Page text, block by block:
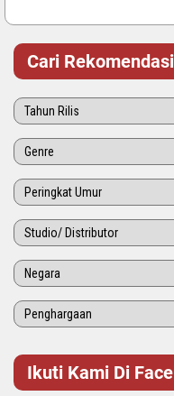
Cari
Ikuti Kami Di